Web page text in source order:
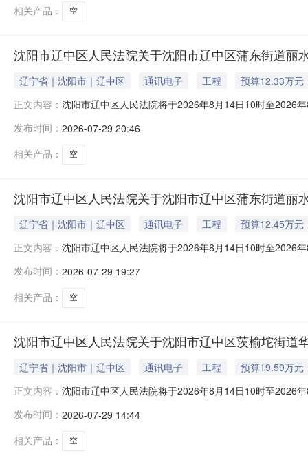
相关产品：
空
沈阳市辽中区人民法院关于沈阳市辽中区蒲东街道丽
辽宁省｜沈阳市｜辽中区 通讯电子 工程
预算12.33万元
正文内容： 沈阳市辽中区人民法院将于2026年8月14日10时至2026
和其他组织均可参加竞买。如参与竞买人未开设京东账
发布时间： 2026-07-29 20:46
相关产品：
空
沈阳市辽中区人民法院关于沈阳市辽中区蒲东街道丽
辽宁省｜沈阳市｜辽中区 通讯电子 工程
预算12.45万元
正文内容： 沈阳市辽中区人民法院将于2026年8月14日10时至2026
和其他组织均可参加竞买。如参与竞买人未开设京东账
发布时间： 2026-07-29 19:27
相关产品：
空
沈阳市辽中区人民法院关于沈阳市辽中区茨榆坨街道
辽宁省｜沈阳市｜辽中区 通讯电子 工程
预算19.59万元
正文内容： 沈阳市辽中区人民法院将于2026年8月14日10时至2026
民、法人和其他组织均可参加竞买。如参与竞买人未开
发布时间： 2026-07-29 14:44
相关产品：
空